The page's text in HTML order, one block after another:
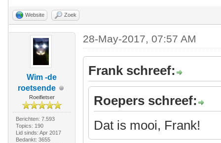
Website Zoek
Wim -de
roetsende
Roeifietser
Berichten: 7.593
Topics: 190
Lid sinds: Apr 2017
Bedankt: 3655
28-May-2017, 07:57 AM
Frank schreef:
Roepers schreef:
Dat is mooi, Frank!